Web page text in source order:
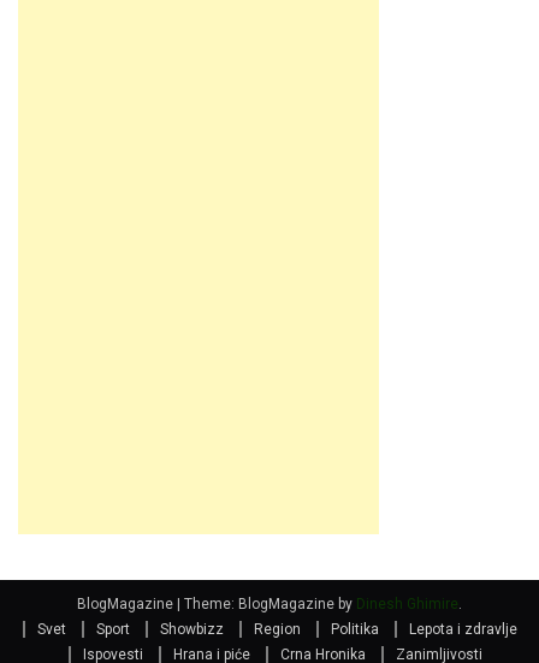
BlogMagazine | Theme: BlogMagazine by Dinesh Ghimire
Svet
Sport Showbizz Region Politika
Lepota i zdravlje
Ispovesti
Hrana i piće Crna Hronika Zanimljivosti